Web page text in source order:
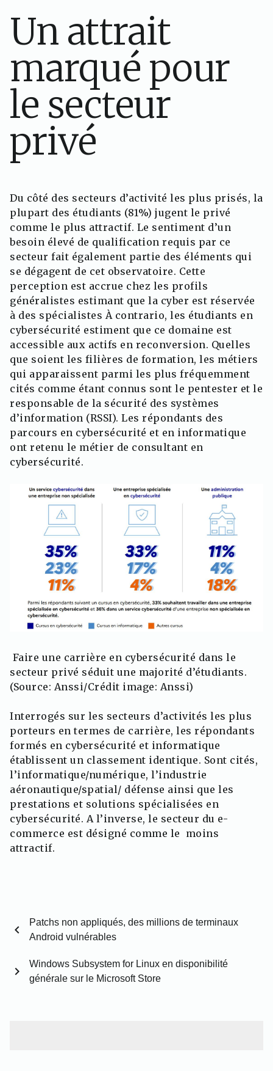
Un attrait
marqué pour
le secteur
privé
Du côté des secteurs d’activité les plus prisés, la
plupart des étudiants (81%) jugent le privé
comme le plus attractif. Le sentiment d’un
besoin élevé de qualification requis par ce
secteur fait également partie des éléments qui
se dégagent de cet observatoire. Cette
perception est accrue chez les profils
généralistes estimant que la cyber est réservée
à des spécialistes À contrario, les étudiants en
cybersécurité estiment que ce domaine est
accessible aux actifs en reconversion. Quelles
que soient les filières de formation, les métiers
qui apparaissent parmi les plus fréquemment
cités comme étant connus sont le pentester et le
responsable de la sécurité des systèmes
d’information (RSSI). Les répondants des
parcours en cybersécurité et en informatique
ont retenu le métier de consultant en
cybersécurité.
Faire une carrière en cybersécurité dans le
secteur privé séduit une majorité d’étudiants.
(Source: Anssi/Crédit image: Anssi)
Interrogés sur les secteurs d’activités les plus
porteurs en termes de carrière, les répondants
formés en cybersécurité et informatique
établissent un classement identique. Sont cités,
l’informatique/numérique, l’industrie
aéronautique/spatial/ défense ainsi que les
prestations et solutions spécialisées en
cybersécurité. A l’inverse, le secteur du e-
commerce est désigné comme le moins
attractif.
chevron_left
Patchs non appliqués, des millions de terminaux
Android vulnérables
Windows Subsystem for Linux en disponibilité
générale sur le Microsoft Store
chevron_right